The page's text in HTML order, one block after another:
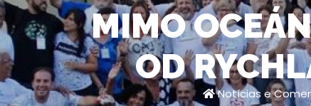
MIMO
OD
Notícias e